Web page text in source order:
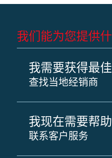
我们能为您提供什
我需要获得最
查找当地经销商
我现在需要帮助
联系客户服务